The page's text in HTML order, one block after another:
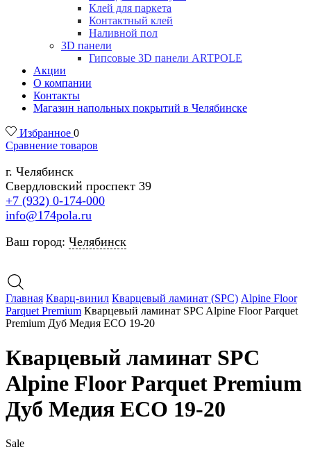
Клей для паркета
Контактный клей
Наливной пол
3D панели
Гипсовые 3D панели ARTPOLE
Акции
О компании
Контакты
Магазин напольных покрытий в Челябинске
Избранное 0
Сравнение товаров
г. Челябинск
Свердловский проспект 39
+7 (932) 0-174-000
info@174pola.ru
Ваш город: Челябинск
Главная Кварц-винил Кварцевый ламинат (SPC) Alpine Floor
Parquet Premium Кварцевый ламинат SPC Alpine Floor Parquet
Premium Дуб Медия ECO 19-20
Кварцевый ламинат SPC
Alpine Floor Parquet Premium
Дуб Медия ECO 19-20
Sale